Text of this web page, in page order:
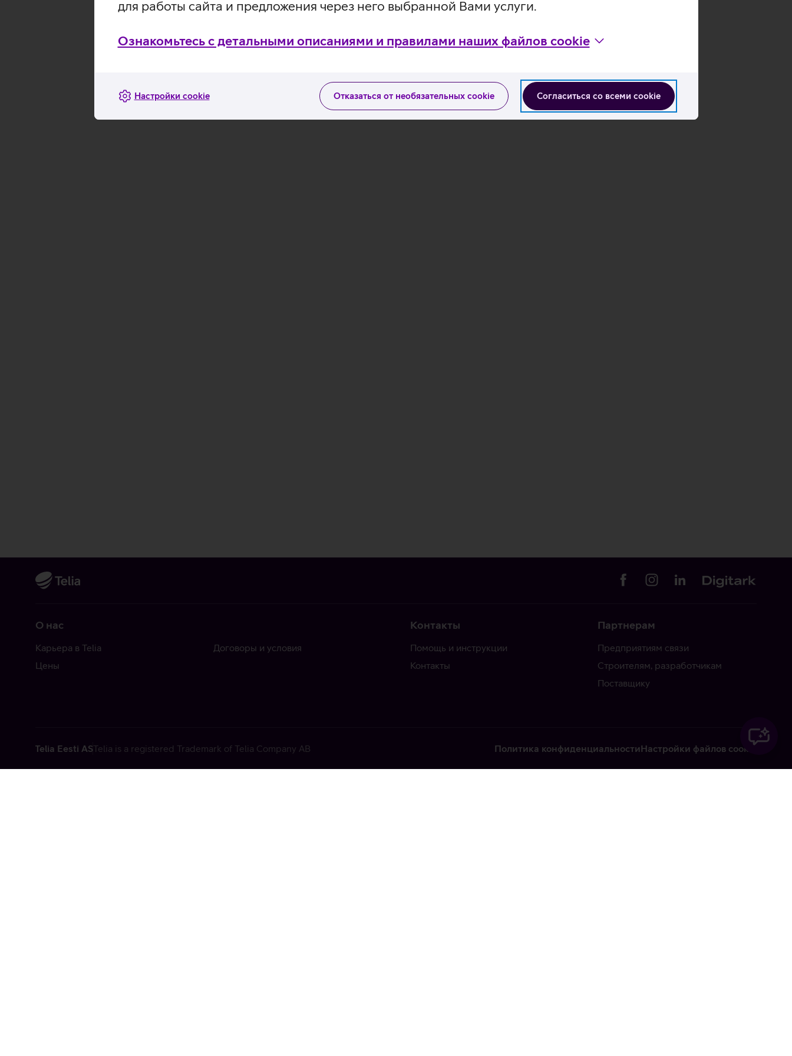
для работы сайта и предложения через него выбранной Вами услуги.
Ознакомьтесь с детальными описаниями и правилами наших файлов cookie
Согласиться со всеми cookie
Отказаться от необязательных cookie
Настройки cookie
лишних хлопот.
Подробнее Подробнее Подробнее
О нас
Карьера в Telia
Цены
Договоры и условия
Контакты
Помощь и инструкции
Контакты
Партнерам
Предприятиям связи
Строителям, разработчикам
Поставщику
Telia Eesti ASTelia is a registered Trademark of Telia Company AB Политика конфиденциальностиНастройки файлов cookie